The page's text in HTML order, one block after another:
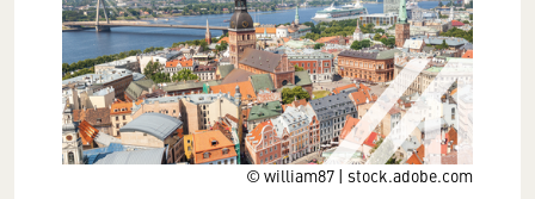
© william87 | stock.adobe.com